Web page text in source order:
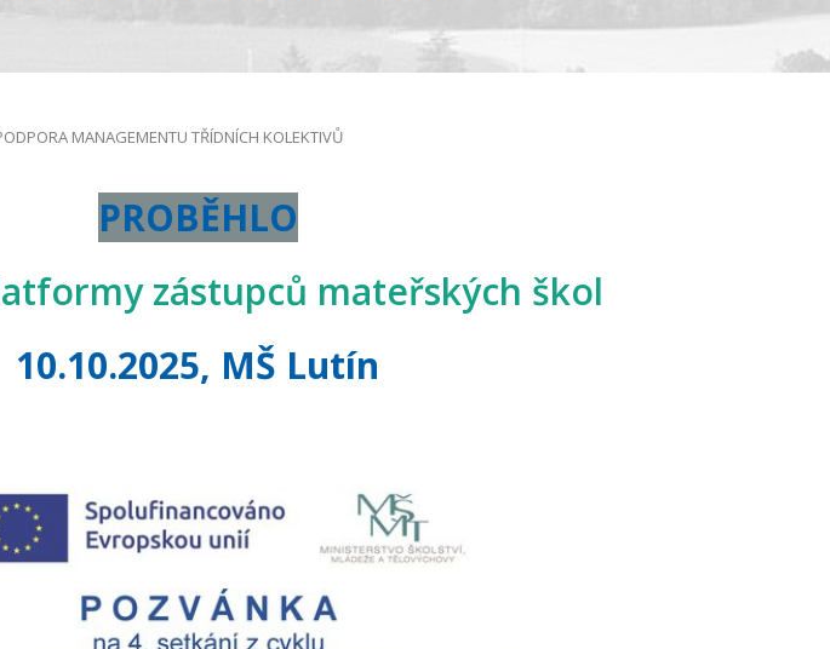
MANAGEMENTU TŘÍDNÍCH KOLEKTIVŮ
PROBĚHLO
zástupců mateřských škol
10.10.2025, MŠ Lutín